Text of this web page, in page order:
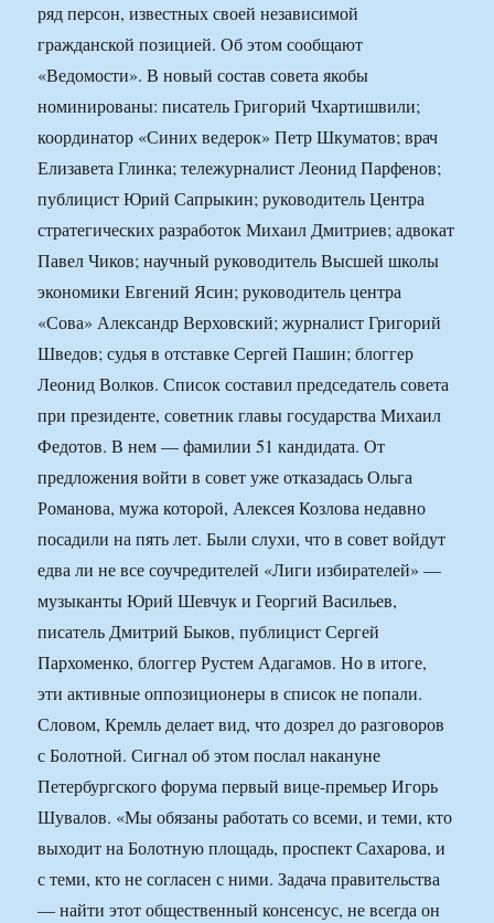
ряд персон, известных своей независимой
гражданской позицией. Об этом сообщают
«Ведомости». В новый состав совета якобы
номинированы: писатель Григорий Чхартишвили;
координатор «Синих ведерок» Петр Шкуматов; врач
Елизавета Глинка; тележурналист Леонид Парфенов;
публицист Юрий Сапрыкин; руководитель Центра
стратегических разработок Михаил Дмитриев; адвокат
Павел Чиков; научный руководитель Высшей школы
экономики Евгений Ясин; руководитель центра
«Сова» Александр Верховский; журналист Григорий
Шведов; судья в отставке Сергей Пашин; блоггер
Леонид Волков. Список составил председатель совета
при президенте, советник главы государства Михаил
Федотов. В нем — фамилии 51 кандидата. От
предложения войти в совет уже отказадась Ольга
Романова, мужа которой, Алексея Козлова недавно
посадили на пять лет. Были слухи, что в совет войдут
едва ли не все соучредителей «Лиги избирателей» —
музыканты Юрий Шевчук и Георгий Васильев,
писатель Дмитрий Быков, публицист Сергей
Пархоменко, блоггер Рустем Адагамов. Но в итоге,
эти активные оппозиционеры в список не попали.
Словом, Кремль делает вид, что дозрел до разговоров
с Болотной. Сигнал об этом послал накануне
Петербургского форума первый вице-премьер Игорь
Шувалов. «Мы обязаны работать со всеми, и теми, кто
выходит на Болотную площадь, проспект Сахарова, и
с теми, кто не согласен с ними. Задача правительства
— найти этот общественный консенсус, не всегда он